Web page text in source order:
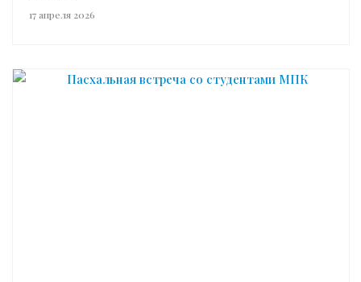
17 апреля 2026